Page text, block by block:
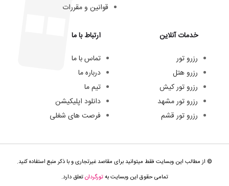
خدمات آنلاین
رزرو تور
رزرو هتل
رزرو تور کیش
رزرو تور مشهد
رزرو تور قشم
قوانین و مقررات
ارتباط با ما
تماس با ما
درباره ما
تیم ما
دانلود اپلیکیشن
فرصت های شغلی
© از مطالب این وبسایت فقط میتوانید برای مقاصد غیرتجاری و با ذکر منبع استفاده کنید.
تمامی حقوق این وبسایت بهتورگردانتعلق دارد.